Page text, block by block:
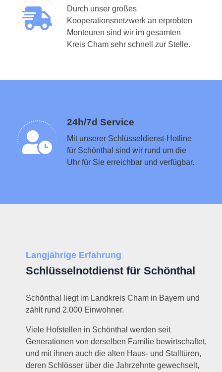
Durch unser großes
Kooperationsnetzwerk an erprobten
Monteuren sind wir im gesamten
Kreis Cham sehr schnell zur Stelle.
24h/7d Service
Mit unserer Schlüsseldienst-Hotline
für Schönthal sind wir rund um die
Uhr für Sie erreichbar und verfügbar.
Schlüsseldienst in der Nähe vermitteln
Langjährige Erfahrung
Schlüsselnotdienst für Schönthal
Schönthal liegt im Landkreis Cham in Bayern und
zählt rund 2.000 Einwohner.
Viele Hofstellen in Schönthal werden seit
Generationen von derselben Familie bewirtschaftet,
und mit ihnen auch die alten Haus- und Stalltüren,
deren Schlösser über die Jahrzehnte gewechselt,